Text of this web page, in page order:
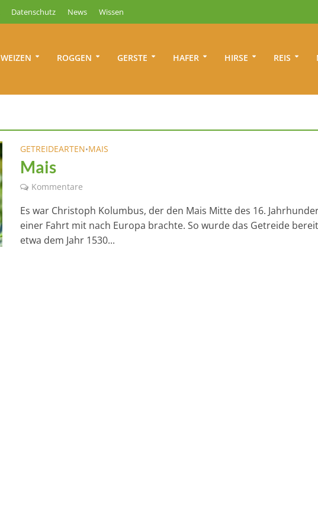
Datenschutz News Wissen
WEIZEN ROGGEN GERSTE HAFER HIRSE REIS
GETREIDEARTEN•MAIS
Mais
Kommentare
Es war Christoph Kolumbus, der den Mais Mitte des 16.
einer Fahrt mit nach Europa brachte. So wurde das Getreide
etwa dem Jahr 1530...